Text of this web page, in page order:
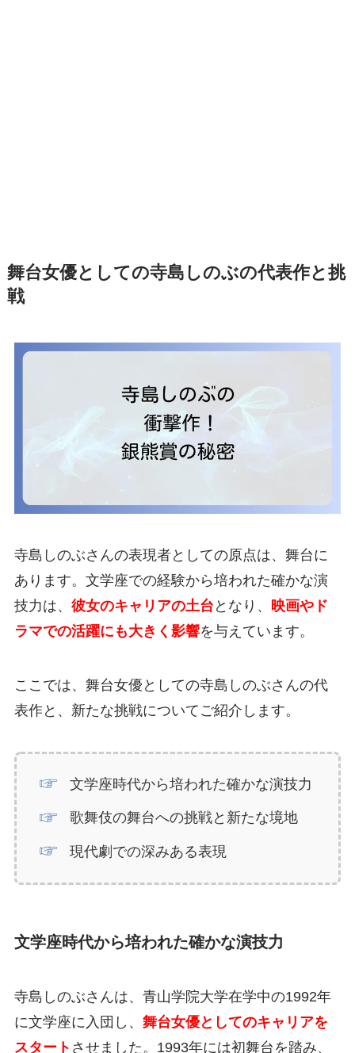
舞台女優としての寺島しのぶの代表作と挑
戦
寺島しのぶさんの表現者としての原点は、舞台に
あります。文学座での経験から培われた確かな演
技力は、 彼女のキャリアの土台 となり、 映画やド
ラマでの活躍にも大きく影響を与えています。
ここでは、舞台女優としての寺島しのぶさんの代
表作と、新たな挑戦についてご紹介します。
文学座時代から培われた確かな演技力
歌舞伎の舞台への挑戦と新たな境地
現代劇での深みある表現
文学座時代から培われた確かな演技力
寺島しのぶさんは、青山学院大学在学中の1992年
に文学座に入団し、 舞台女優としてのキャリアを
スタート させました。1993年には初舞台を踏み、